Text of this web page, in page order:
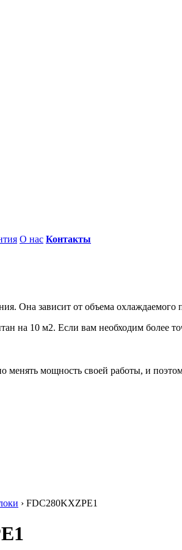
О нас Контакты
Она зависит от объема охлаждаемого
на 10 м2. Если вам необходим более
мощность своей работы, и
› FDC280KXZРE1